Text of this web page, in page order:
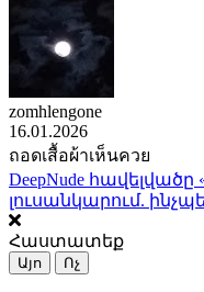
zomhlengone
16.01.2026
ถอดเสื้อผ้าเห็นควย
DeepNude
լուսանկարում.
Հաստատեք
Այո Ոչ